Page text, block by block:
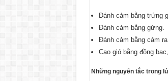
Đánh cảm bằng trứng
Đánh cảm bằng gừng.
Đánh cảm bằng cám
Cạo gió bằng đồng
Những nguyên tắc trong